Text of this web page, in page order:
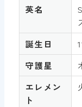
英名
誕生日
守護星
エレメン
ト